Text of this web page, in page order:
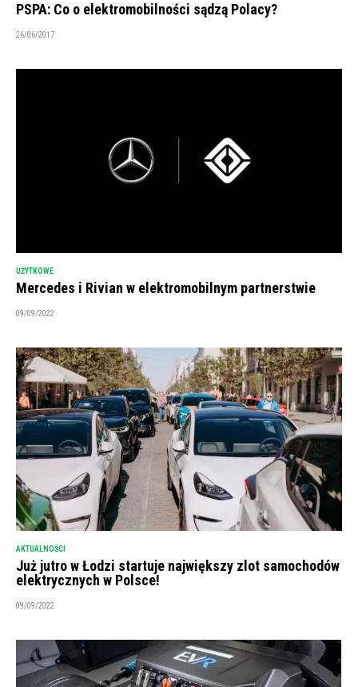
PSPA: Co o elektromobilności sądzą Polacy?
26/06/2017
UŻYTKOWE
Mercedes i Rivian w elektromobilnym partnerstwie
09/09/2022
AKTUALNOŚCI
Już jutro w Łodzi startuje największy zlot samochodów
elektrycznych w Polsce!
09/09/2022